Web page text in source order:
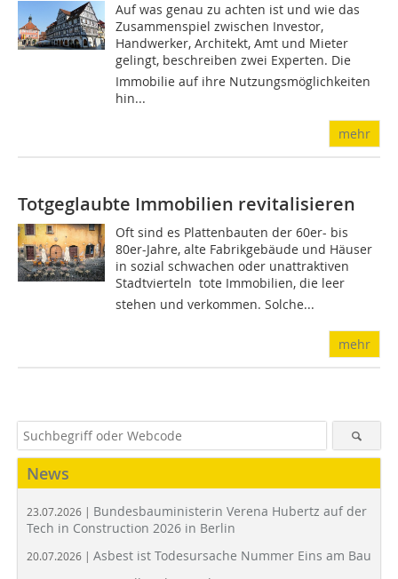
Auf was genau zu achten ist und wie das
Zusammenspiel zwischen Investor,
Handwerker, Architekt, Amt und Mieter
gelingt, beschreiben zwei Experten. Die
Immobilie auf ihre Nutzungsmöglichkeiten
hin...
mehr
Totgeglaubte Immobilien revitalisieren
Oft sind es Plattenbauten der 60er- bis
80er-Jahre, alte Fabrikgebäude und Häuser
in sozial schwachen oder unattraktiven
Stadtvierteln  tote Immobilien, die leer
stehen und verkommen. Solche...
mehr
News
23.07.2026 | Bundesbauministerin Verena Hubertz auf der
Tech in Construction 2026 in Berlin
20.07.2026 | Asbest ist Todesursache Nummer Eins am Bau